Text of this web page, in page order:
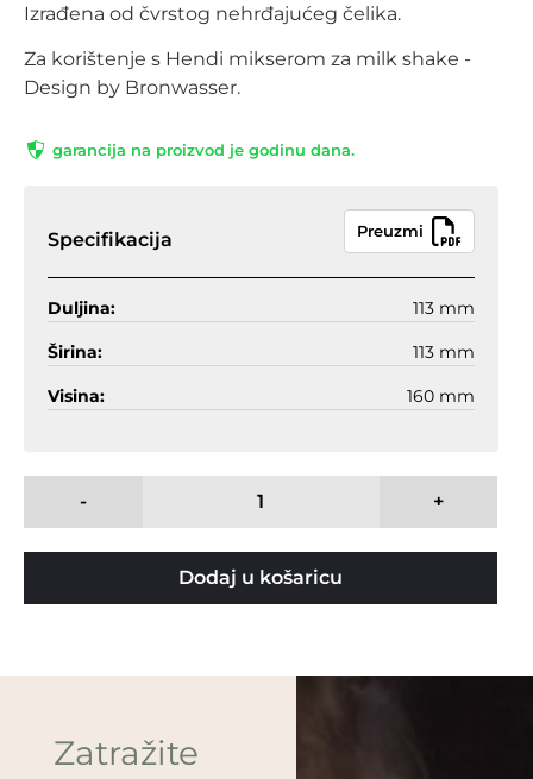
Izrađena od čvrstog nehrđajućeg čelika.
Za korištenje s Hendi mikserom za milk shake -
Design by Bronwasser.
garancija na proizvod je godinu dana.
Specifikacija Preuzmi
Duljina: 113 mm
Širina: 113 mm
Visina: 160 mm
- +
Dodaj u košaricu
Zatražite